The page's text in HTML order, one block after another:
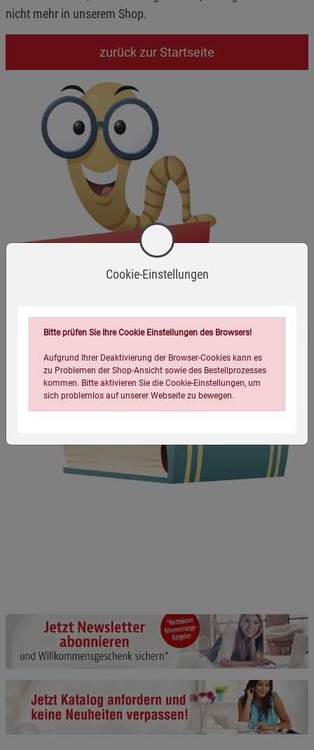
nicht mehr in unserem Shop.
zurück zur Startseite
Cookie-Einstellungen
Bitte prüfen Sie Ihre Cookie Einstellungen des Browsers!
Aufgrund Ihrer Deaktivierung der Browser-Cookies kann es
zu Problemen der Shop-Ansicht sowie des Bestellprozesses
kommen. Bitte aktivieren Sie die Cookie-Einstellungen, um
sich problemlos auf unserer Webseite zu bewegen.
Beschreibung Notwendige Cookies
Cookie-Informationenanzeigen
Funktionale Cookies (1) Funktionale
Beschreibung Funktionale Cookies
anzeigen